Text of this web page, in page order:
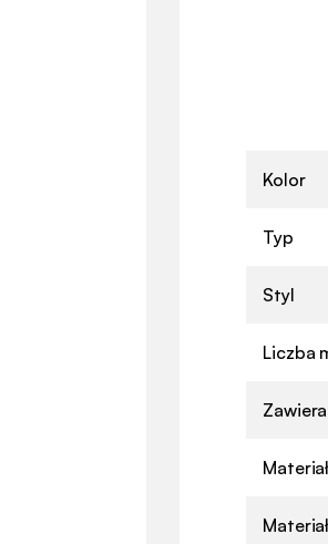
Kolor
Typ
Styl
Liczba
Materiał